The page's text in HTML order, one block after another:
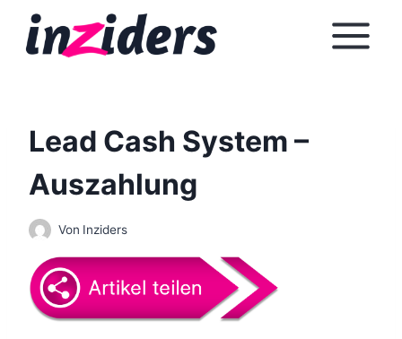
Lead Cash System –
Auszahlung
Von Inziders